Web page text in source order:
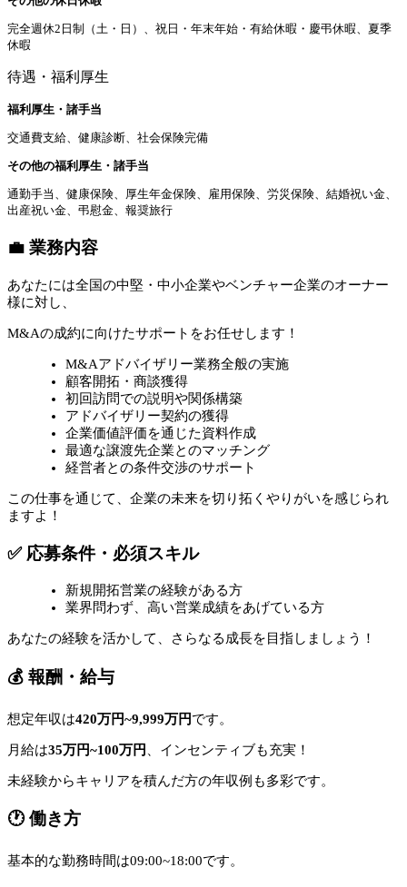
完全週休2日制（土・日）、祝日・年末年始・有給休暇・慶弔休暇、夏季
休暇
待遇・福利厚生
福利厚生・諸手当
交通費支給、健康診断、社会保険完備
その他の福利厚生・諸手当
通勤手当、健康保険、厚生年金保険、雇用保険、労災保険、結婚祝い金、
出産祝い金、弔慰金、報奨旅行
💼 業務内容
あなたには全国の中堅・中小企業やベンチャー企業のオーナー
様に対し、
M&Aの成約に向けたサポートをお任せします！
M&Aアドバイザリー業務全般の実施
顧客開拓・商談獲得
初回訪問での説明や関係構築
アドバイザリー契約の獲得
企業価値評価を通じた資料作成
最適な譲渡先企業とのマッチング
経営者との条件交渉のサポート
この仕事を通じて、企業の未来を切り拓くやりがいを感じられ
ますよ！
✅ 応募条件・必須スキル
新規開拓営業の経験がある方
業界問わず、高い営業成績をあげている方
あなたの経験を活かして、さらなる成長を目指しましょう！
💰 報酬・給与
想定年収は420万円~9,999万円です。
月給は35万円~100万円 、インセンティブも充実！
未経験からキャリアを積んだ方の年収例も多彩です。
🕐 働き方
基本的な勤務時間は09:00~18:00です。